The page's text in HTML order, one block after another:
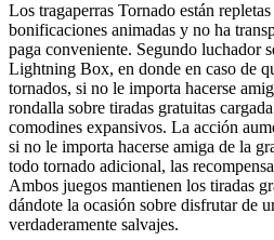
Los tragaperras Tornado están
bonificaciones animadas y no ha
paga conveniente. Segundo luchador
Lightning Box, en donde en caso de
tornados, si no le importa hacerse
rondalla sobre tiradas gratuitas
comodines expansivos. La acción
si no le importa hacerse amiga de la
todo tornado adicional, las
Ambos juegos mantienen los tiradas
dándote la ocasión sobre disfrutar de
verdaderamente salvajes.